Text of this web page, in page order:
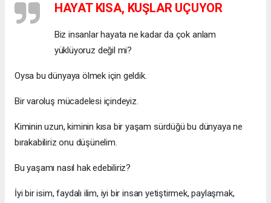
HAYAT KISA, KUŞLAR UÇUYOR
Biz insanlar hayata ne kadar da çok anlam
yüklüyoruz değil mi?
Oysa bu dünyaya ölmek için geldik.
Bir varoluş mücadelesi içindeyiz.
Kiminin uzun, kiminin kısa bir yaşam sürdüğü bu dünyaya ne
bırakabiliriz onu düşünelim.
Bu yaşamı nasıl hak edebiliriz?
İyi bir isim, faydalı ilim, iyi bir insan yetiştirmek, paylaşmak,